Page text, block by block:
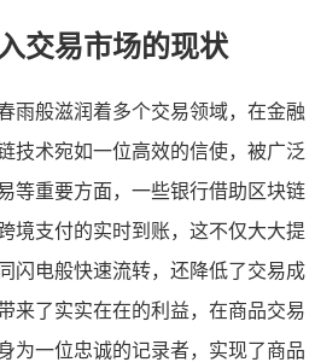
交易市场的现状
雨般滋润着多个交易领域，在金融
技术宛如一位高效的信使，被广泛
等重要方面，一些银行借助区块链
境支付的实时到账，这不仅大大提
闪电般快速流转，还降低了交易成
来了实实在在的利益，在商品交易
为一位忠诚的记录者，实现了商品